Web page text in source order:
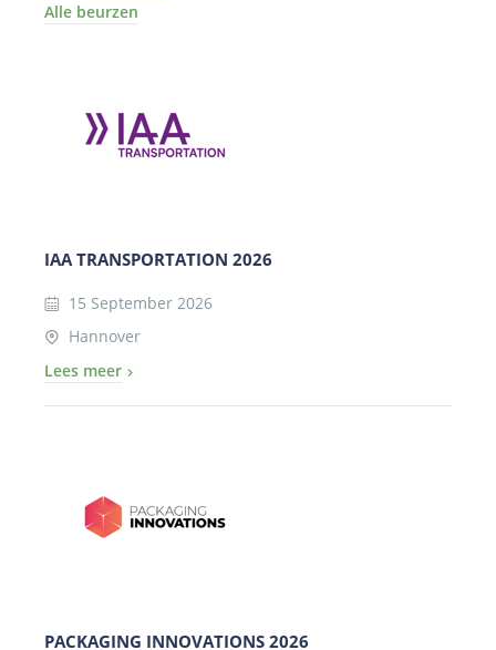
Alle beurzen
IAA TRANSPORTATION 2026
15 September 2026
Hannover
Lees meer
PACKAGING INNOVATIONS 2026